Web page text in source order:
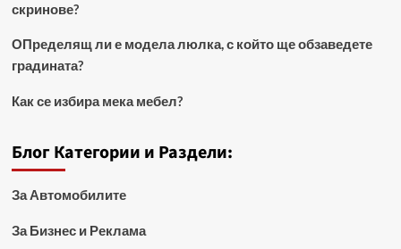
скринове?
ОПределящ ли е модела люлка, с който ще обзаведете
градината?
Как се избира мека мебел?
Блог Категории и Раздели:
За Автомобилите
За Бизнес и Реклама